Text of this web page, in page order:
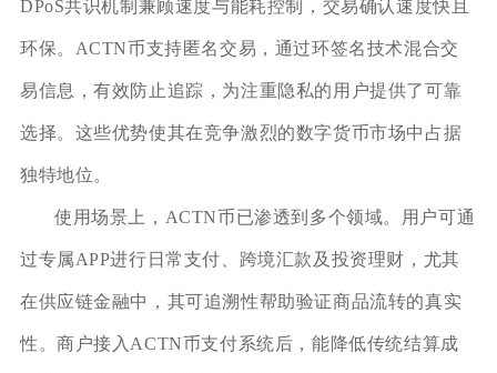
DPoS共识机制兼顾速度与能耗控制，交易确认速度快且
环保。ACTN币支持匿名交易，通过环签名技术混合交
易信息，有效防止追踪，为注重隐私的用户提供了可靠
选择。这些优势使其在竞争激烈的数字货币市场中占据
独特地位。
使用场景上，ACTN币已渗透到多个领域。用户可通
过专属APP进行日常支付、跨境汇款及投资理财，尤其
在供应链金融中，其可追溯性帮助验证商品流转的真实
性。商户接入ACTN币支付系统后，能降低传统结算成